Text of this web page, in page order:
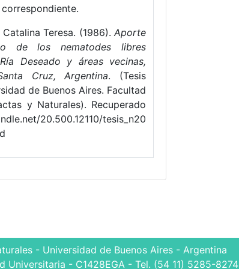
Teresa. (1986). Aporte
de los nematodes libres
Deseado y áreas vecinas,
Cruz, Argentina. (Tesis
de Buenos Aires. Facultad
y Naturales). Recuperado
20.500.12110/tesis_n20
- Universidad de Buenos Aires - Argentina
Universitaria - C1428EGA - Tel. (54 11) 5285-8274